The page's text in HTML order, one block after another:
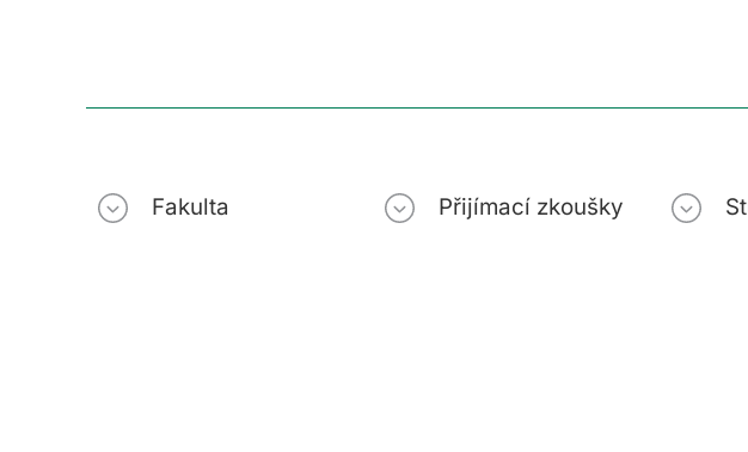
Fakulta Přijímací zkoušky